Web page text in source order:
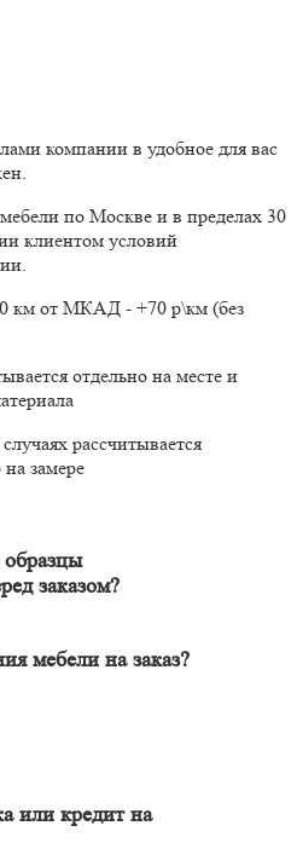
компании в удобное для вас
по Москве и в пределах 30
клиентом условий
км от МКАД - +70 р\км (без
отдельно на месте и
рассчитывается
замере
заказом?
увидеть, как будут выглядеть
мебели на заказ?
части изделий составляет
Мебель вся индивидуальная (не
или кредит на